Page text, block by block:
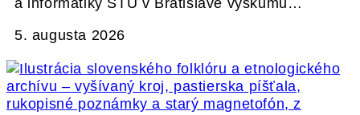
a informatiky STU v Bratislave výskumu…
5. augusta 2026